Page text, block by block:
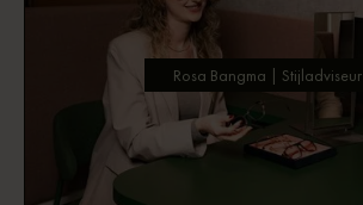
Rosa Bangma | Stijladviseur